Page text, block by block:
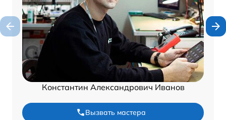
Константин Александрович Иванов
Вызвать мастера